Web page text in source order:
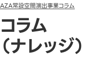
AZA常設空間演出事業コラム
コラム
（ナレッジ）